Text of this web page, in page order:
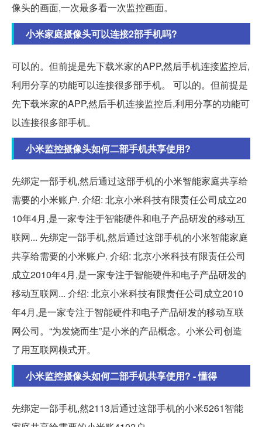
像头的画面,一次最多看一次监控画面。
小米家庭摄像头可以连接2部手机吗?
可以的。但前提是先下载米家的APP,然后手机连接监控后,
利用分享的功能可以连接很多部手机。 可以的。但前提是
先下载米家的APP,然后手机连接监控后,利用分享的功能可
以连接很多部手机。
小米监控摄像头如何二部手机共享使用?
先绑定一部手机,然后通过这部手机的小米智能家庭共享给
需要的小米账户. 介绍: 北京小米科技有限责任公司成立20
10年4月,是一家专注于智能硬件和电子产品研发的移动互
联网... 先绑定一部手机,然后通过这部手机的小米智能家庭
共享给需要的小米账户. 介绍: 北京小米科技有限责任公司
成立2010年4月,是一家专注于智能硬件和电子产品研发的
移动互联网... 介绍: 北京小米科技有限责任公司成立2010
年4月,是一家专注于智能硬件和电子产品研发的移动互联
网公司。“为发烧而生”是小米的产品概念。小米公司创造
了用互联网模式开。
小米监控摄像头如何二部手机共享使用? - 懂得
先绑定一部手机,然2113后通过这部手机的小米5261智能